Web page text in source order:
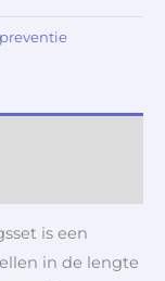
is een
in de lengte